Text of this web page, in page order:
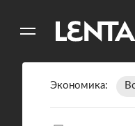
Экономика